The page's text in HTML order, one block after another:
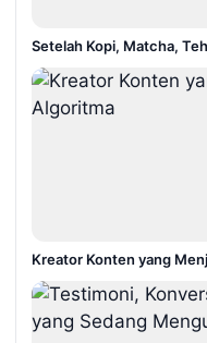
Setelah Kopi, Matcha,
Kreator Konten yang